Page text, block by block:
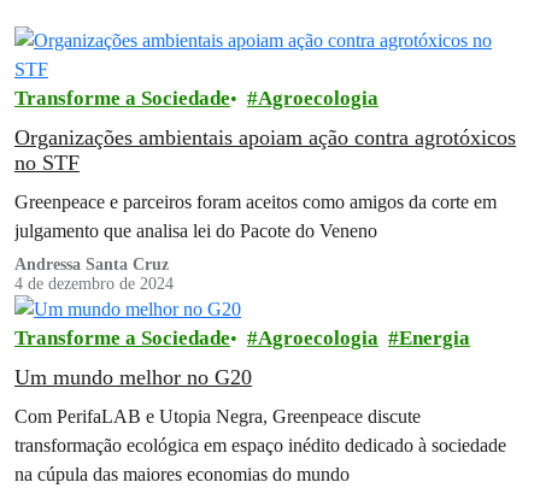
Transforme a Sociedade Agroecologia
Organizações ambientais apoiam ação contra agrotóxicos
no STF
Greenpeace e parceiros foram aceitos como amigos da corte em
julgamento que analisa lei do Pacote do Veneno
Andressa Santa Cruz
4 de dezembro de 2024
Transforme a Sociedade Agroecologia Energia
Um mundo melhor no G20
Com PerifaLAB e Utopia Negra, Greenpeace discute
transformação ecológica em espaço inédito dedicado à sociedade
na cúpula das maiores economias do mundo